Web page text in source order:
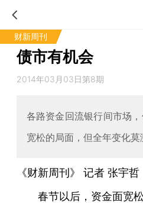
财新周刊
债市有机会
2014年03月03日第8期
各路资金回流银行间市场
宽松的局面，但全年变化莫
《财新周刊》 记者 张宇哲
春节以后，资金面宽松